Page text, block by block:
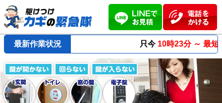
最新作業状況 最短23分で到着！